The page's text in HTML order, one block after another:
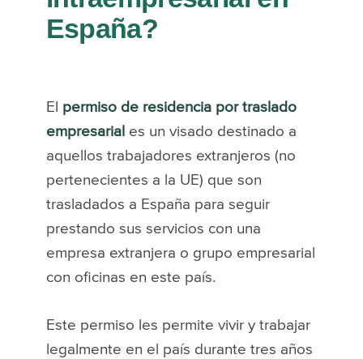
España?
El permiso de residencia por traslado
empresarial es un visado destinado a
aquellos trabajadores extranjeros (no
pertenecientes a la UE) que son
trasladados a España para seguir
prestando sus servicios con una
empresa extranjera o grupo empresarial
con oficinas en este país.
Este permiso les permite vivir y trabajar
legalmente en el país durante tres años